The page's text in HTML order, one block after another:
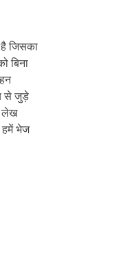
है जिसका
बिना
से जुड़े
लेख
हमें भेज